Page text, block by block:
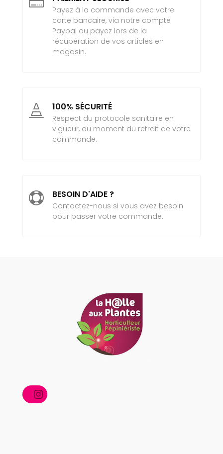
Payez à la commande avec votre
carte bancaire, via notre compte
Paypal ou payez lors de la
récupération de vos articles en
magasin.
 100% SÉCURITÉ
Respect du protocole sanitaire en
vigueur, au moment du retrait de votre
commande.
 BESOIN D'AIDE ?
Contactez-nous si vous avez besoin
pour passer votre commande.
Instagram